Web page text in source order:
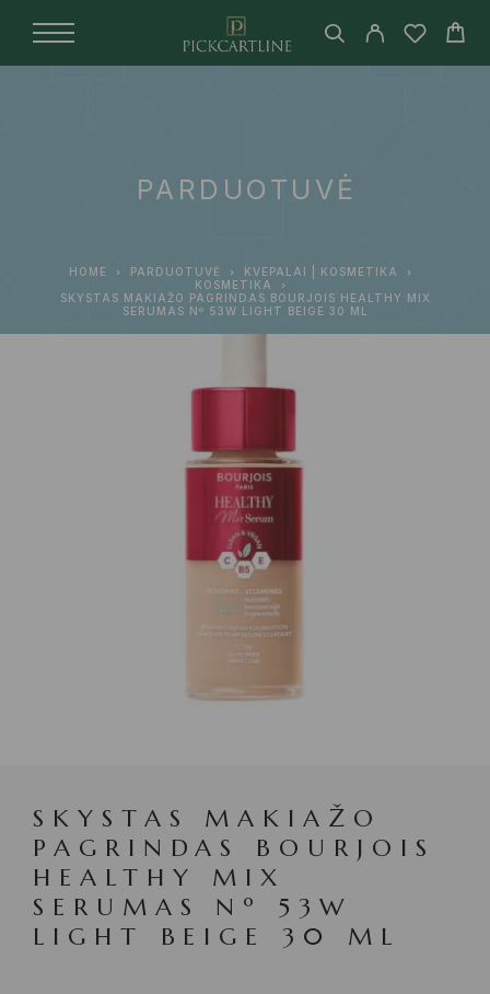
PARDUOTUVĖ
HOME PARDUOTUVĖ
KVEPALAI | KOSMETIKA
KOSMETIKA
SKYSTAS MAKIAŽO PAGRINDAS BOURJOIS HEALTHY MIX
SERUMAS Nº 53W LIGHT BEIGE 30 ML
SKYSTAS MAKIAŽO
PAGRINDAS BOURJOIS
HEALTHY MIX
SERUMAS Nº 53W
LIGHT BEIGE 30 ML